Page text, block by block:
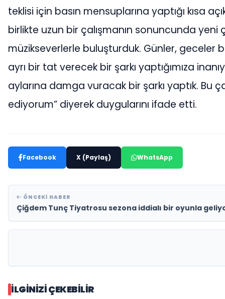
teklisi için basın mensuplarına yaptığı kısa
birlikte uzun bir çalışmanın sonuncunda yeni
müzikseverlerle buluşturduk. Günler, geceler
ayrı bir tat verecek bir şarkı yaptığımıza
aylarına damga vuracak bir şarkı yaptık. Bu
ediyorum” diyerek duygularını ifade etti.
Facebook X (Paylaş) WhatsApp
ÖNCEKI HABER
Çiğdem Tunç Tiyatrosu sezona iddialı bir oyunla
İLGINIZI ÇEKEBILIR